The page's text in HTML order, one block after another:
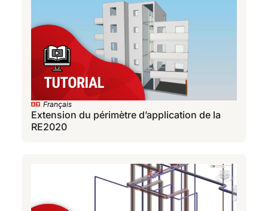
Français
Extension du périmètre d’application de la
RE2020